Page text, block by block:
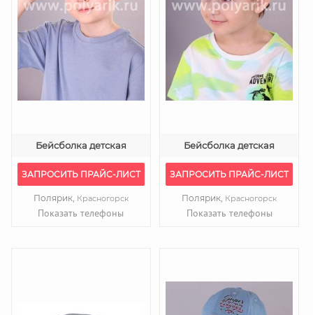
Бейсболка детская
ЗАПРОСИТЬ ПРАЙС-ЛИСТ
Полярик, Красногорск
Показать телефоны
Бейсболка детская
ЗАПРОСИТЬ ПРАЙС-ЛИСТ
Полярик, Красногорск
Показать телефоны